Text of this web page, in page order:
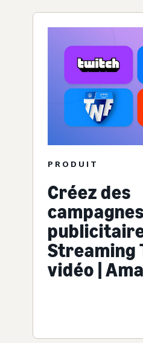
PRODUIT
Créez des
campagnes
Streaming
vidéo |